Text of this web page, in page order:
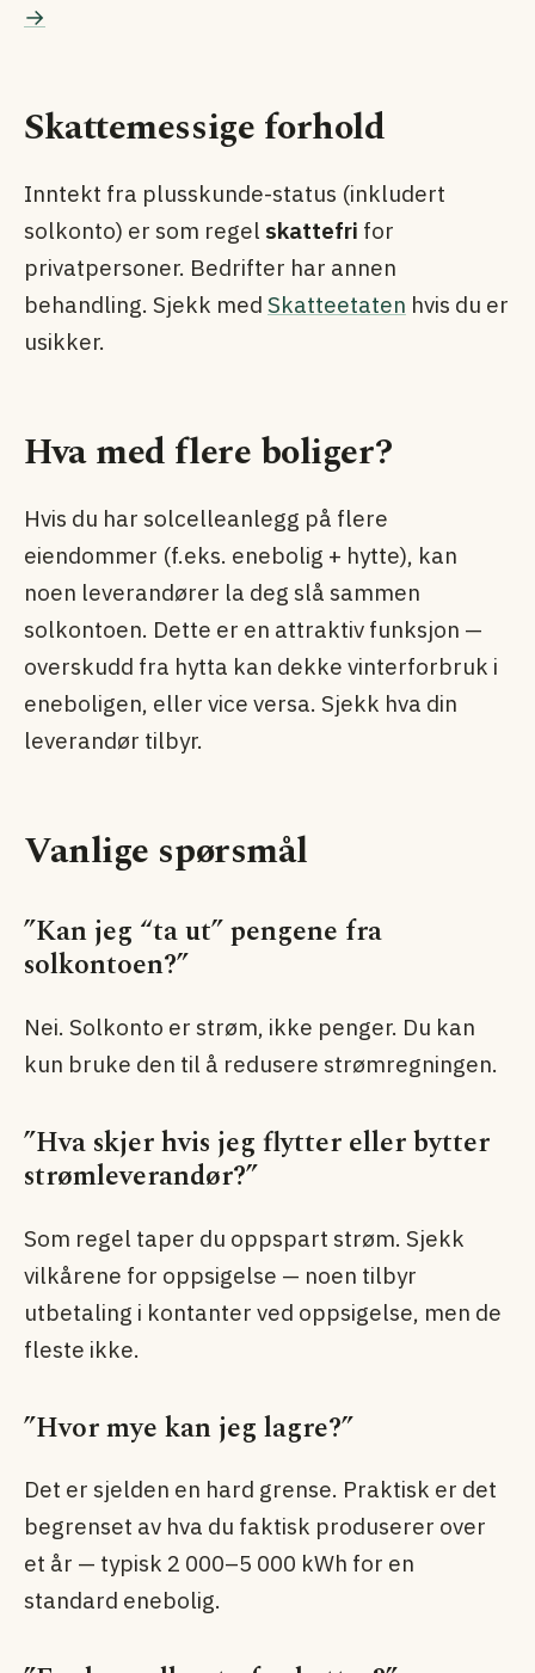
→
Skattemessige forhold
Inntekt fra plusskunde-status (inkludert
solkonto) er som regel skattefri for
privatpersoner. Bedrifter har annen
behandling. Sjekk med Skatteetaten hvis du er
usikker.
Hva med flere boliger?
Hvis du har solcelleanlegg på flere
eiendommer (f.eks. enebolig + hytte), kan
noen leverandører la deg slå sammen
solkontoen. Dette er en attraktiv funksjon —
overskudd fra hytta kan dekke vinterforbruk i
eneboligen, eller vice versa. Sjekk hva din
leverandør tilbyr.
Vanlige spørsmål
”Kan jeg “ta ut” pengene fra
solkontoen?”
Nei. Solkonto er strøm, ikke penger. Du kan
kun bruke den til å redusere strømregningen.
”Hva skjer hvis jeg flytter eller bytter
strømleverandør?”
Som regel taper du oppspart strøm. Sjekk
vilkårene for oppsigelse — noen tilbyr
utbetaling i kontanter ved oppsigelse, men de
fleste ikke.
”Hvor mye kan jeg lagre?”
Det er sjelden en hard grense. Praktisk er det
begrenset av hva du faktisk produserer over
et år — typisk 2 000–5 000 kWh for en
standard enebolig.